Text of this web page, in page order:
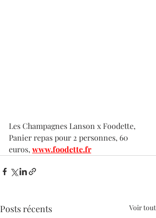
Les Champagnes Lanson x Foodette,
Panier repas pour 2 personnes, 60
euros, www.foodette.fr
Posts récents Voir tout